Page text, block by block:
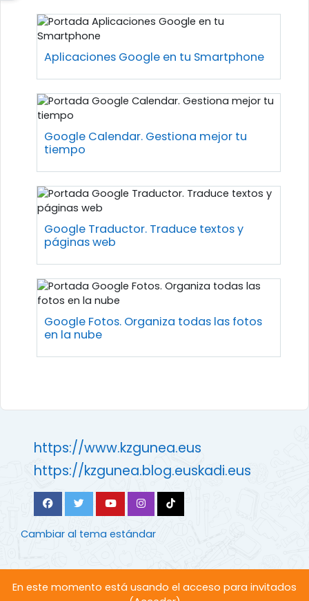
Perfilado de sección
Aplicaciones Google en tu Smartphone
Google Calendar. Gestiona mejor tu
tiempo
Google Traductor. Traduce textos y
páginas web
Google Fotos. Organiza todas las fotos
en la nube
https://www.kzgunea.eus
https://kzgunea.blog.euskadi.eus
Cambiar al tema estándar
En este momento está usando el acceso para invitados